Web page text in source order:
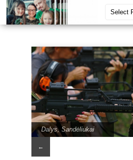
Dalys, Sandėliukai
←